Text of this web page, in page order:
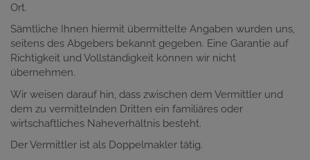
Ort.
Sämtliche Ihnen hiermit übermittelte Angaben wurden uns,
seitens des Abgebers bekannt gegeben. Eine Garantie auf
Richtigkeit und Vollständigkeit können wir nicht
übernehmen.
Wir weisen darauf hin, dass zwischen dem Vermittler und
dem zu vermittelnden Dritten ein familiäres oder
wirtschaftliches Naheverhältnis besteht.
Der Vermittler ist als Doppelmakler tätig.